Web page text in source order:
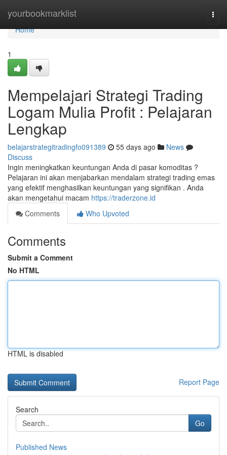
yourbookmarklist
Home
Home
1
Mempelajari Strategi Trading
Logam Mulia Profit : Pelajaran
Lengkap
belajarstrategitradingfo091389 55 days ago
News
Discuss
Ingin meningkatkan keuntungan Anda di pasar komoditas ?
Pelajaran ini akan menjabarkan mendalam strategi trading emas
yang efektif menghasilkan keuntungan yang signifikan . Anda
akan mengetahui macam https://traderzone.id
Comments
Who Upvoted
Comments
Submit a Comment
No HTML
HTML is disabled
Report Page
Search
Go
Published News